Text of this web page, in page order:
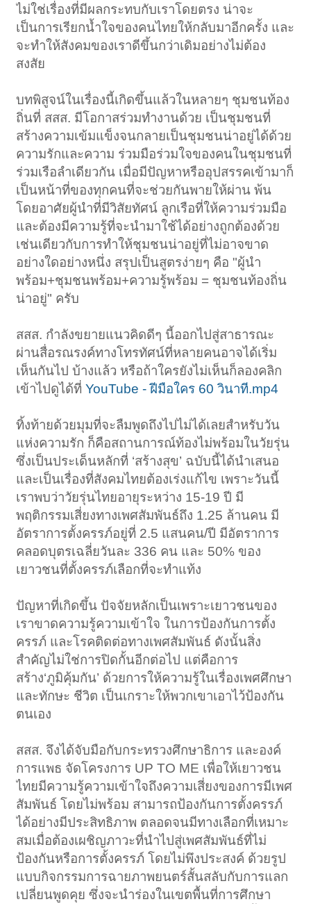
ไม่ใช่เรื่องที่มีผลกระทบกับเราโดยตรง น่าจะ
เป็นการเรียกน้ำใจของคนไทยให้กลับมาอีกครั้ง และ
จะทำให้สังคมของเราดีขึ้นกว่าเดิมอย่างไม่ต้อง
สงสัย
บทพิสูจน์ในเรื่องนี้เกิดขึ้นแล้วในหลายๆ ชุมชนท้อง
ถิ่นที่ สสส. มีโอกาสร่วมทำงานด้วย เป็นชุมชนที่
สร้างความเข้มแข็งจนกลายเป็นชุมชนน่าอยู่ได้ด้วย
ความรักและความ ร่วมมือร่วมใจของคนในชุมชนที่
ร่วมเรือลำเดียวกัน เมื่อมีปัญหาหรืออุปสรรคเข้ามาก็
เป็นหน้าที่ของทุกคนที่จะช่วยกันพายให้ผ่าน พ้น
โดยอาศัยผู้นำที่มีวิสัยทัศน์ ลูกเรือที่ให้ความร่วมมือ
และต้องมีความรู้ที่จะนำมาใช้ได้อย่างถูกต้องด้วย
เช่นเดียวกับการทำให้ชุมชนน่าอยู่ที่ไม่อาจขาด
อย่างใดอย่างหนึ่ง สรุปเป็นสูตรง่ายๆ คือ "ผู้นำ
พร้อม+ชุมชนพร้อม+ความรู้พร้อม = ชุมชนท้องถิ่น
น่าอยู่" ครับ
สสส. กำลังขยายแนวคิดดีๆ นี้ออกไปสู่สาธารณะ
ผ่านสื่อรณรงค์ทางโทรทัศน์ที่หลายคนอาจได้เริ่ม
เห็นกันไป บ้างแล้ว หรือถ้าใครยังไม่เห็นก็ลองคลิก
เข้าไปดูได้ที่YouTube - ฝีมือใคร 60 วินาที.mp4
ทิ้งท้ายด้วยมุมที่จะลืมพูดถึงไปไม่ได้เลยสำหรับวัน
แห่งความรัก ก็คือสถานการณ์ท้องไม่พร้อมในวัยรุ่น
ซึ่งเป็นประเด็นหลักที่ ‘สร้างสุข’ ฉบับนี้ได้นำเสนอ
และเป็นเรื่องที่สังคมไทยต้องเร่งแก้ไข เพราะวันนี้
เราพบว่าวัยรุ่นไทยอายุระหว่าง 15-19 ปี มี
พฤติกรรมเสี่ยงทางเพศสัมพันธ์ถึง 1.25 ล้านคน มี
อัตราการตั้งครรภ์อยู่ที่ 2.5 แสนคน/ปี มีอัตราการ
คลอดบุตรเฉลี่ยวันละ 336 คน และ 50% ของ
เยาวชนที่ตั้งครรภ์เลือกที่จะทำแท้ง
ปัญหาที่เกิดขึ้น ปัจจัยหลักเป็นเพราะเยาวชนของ
เราขาดความรู้ความเข้าใจ ในการป้องกันการตั้ง
ครรภ์ และโรคติดต่อทางเพศสัมพันธ์ ดังนั้นสิ่ง
สำคัญไม่ใช่การปิดกั้นอีกต่อไป แต่คือการ
สร้าง‘ภูมิคุ้มกัน’ ด้วยการให้ความรู้ในเรื่องเพศศึกษา
และทักษะ ชีวิต เป็นเกราะให้พวกเขาเอาไว้ป้องกัน
ตนเอง
สสส. จึงได้จับมือกับกระทรวงศึกษาธิการ และองค์
การแพธ จัดโครงการ UP TO ME เพื่อให้เยาวชน
ไทยมีความรู้ความเข้าใจถึงความเสี่ยงของการมีเพศ
สัมพันธ์ โดยไม่พร้อม สามารถป้องกันการตั้งครรภ์
ได้อย่างมีประสิทธิภาพ ตลอดจนมีทางเลือกที่เหมาะ
สมเมื่อต้องเผชิญภาวะที่นำไปสู่เพศสัมพันธ์ที่ไม่
ป้องกันหรือการตั้งครรภ์ โดยไม่พึงประสงค์ ด้วยรูป
แบบกิจกรรมการฉายภาพยนตร์สั้นสลับกับการแลก
เปลี่ยนพูดคุย ซึ่งจะนำร่องในเขตพื้นที่การศึกษา